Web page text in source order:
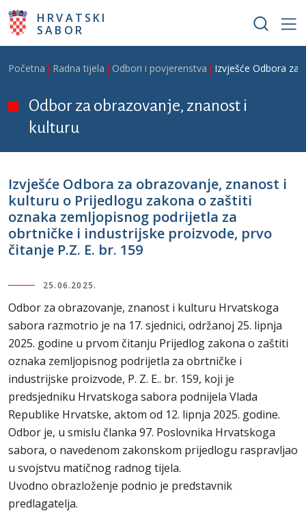
Skoči na glavni sadržaj
HRVATSKI
SABOR
Breadcrumb
Početna Radna tijela Odbori i povjerenstva Izvješće Odbora za
Odbor za obrazovanje, znanost i
kulturu
Izvješće Odbora za obrazovanje, znanost i
kulturu o Prijedlogu zakona o zaštiti
oznaka zemljopisnog podrijetla za
obrtničke i industrijske proizvode, prvo
čitanje P.Z. E. br. 159
25.06.2025.
Odbor za obrazovanje, znanost i kulturu Hrvatskoga
sabora razmotrio je na 17. sjednici, održanoj 25. lipnja
2025. godine u prvom čitanju Prijedlog zakona o zaštiti
oznaka zemljopisnog podrijetla za obrtničke i
industrijske proizvode, P. Z. E.. br. 159, koji je
predsjedniku Hrvatskoga sabora podnijela Vlada
Republike Hrvatske, aktom od 12. lipnja 2025. godine.
Odbor je, u smislu članka 97. Poslovnika Hrvatskoga
sabora, o navedenom zakonskom prijedlogu raspravljao
u svojstvu matičnog radnog tijela.
Uvodno obrazloženje podnio je predstavnik
predlagatelja.